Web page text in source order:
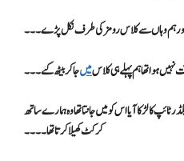
اور ہم وہاں سے کلاس رومز کی طرف نکل پڑے ۔۔۔
نہیں ہوا تھا ہم پہلے ہی کلاسمیںجا کر بیٹھ گئے۔۔۔
ٹائپ کا لڑکا آیا اس کو میں جانتا تھا وہ ہمارے ساتھ
کرکٹ کھیلا کرتا تھا۔۔۔۔